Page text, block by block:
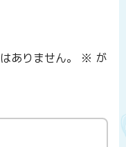
ありません。 ※ が